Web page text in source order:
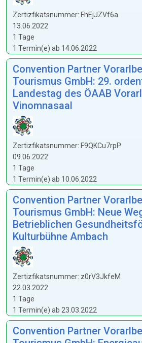
Zertizfikatsnummer: FhEjJZVf6a
13.06.2022
1 Tage
1 Termin(e) ab 14.06.2022
Convention Partner
Tourismus GmbH: 29.
Landestag des ÖAAB
Vinomnasaal
Zertizfikatsnummer: F9QKCu7rpP
09.06.2022
1 Tage
1 Termin(e) ab 10.06.2022
Convention Partner
Tourismus GmbH: Neue
Betrieblichen
Kulturbühne Ambach
Zertizfikatsnummer: z0rV3JkfeM
22.03.2022
1 Tage
1 Termin(e) ab 23.03.2022
Convention Partner